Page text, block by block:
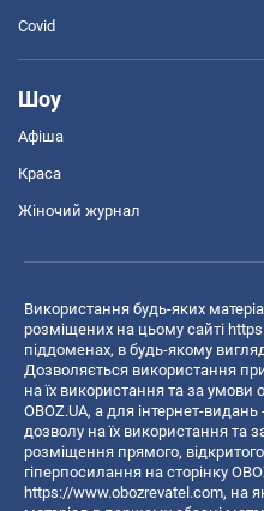
Covid
Шоу
Афіша
Краса
Жіночий журнал
Використання будь-яких
розміщених на цьому сайті
піддоменах, в будь-якому
Дозволяється використання
на їх використання та за умови
OBOZ.UA, а для інтернет-
дозволу на їх використання та
розміщення прямого,
гіперпосилання на сторінку
https://www.obozrevatel.com, на